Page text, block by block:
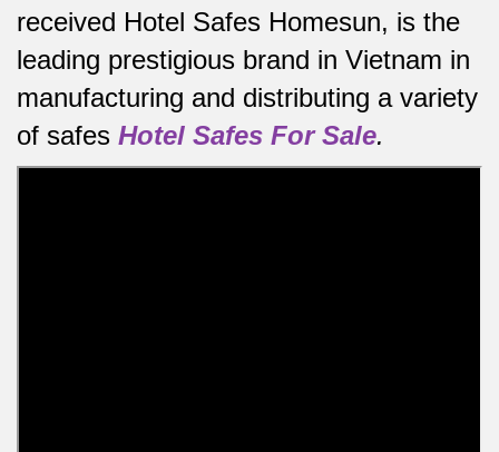
received Hotel Safes Homesun, is the
leading prestigious brand in Vietnam in
manufacturing and distributing a variety
of safes Hotel Safes For Sale.